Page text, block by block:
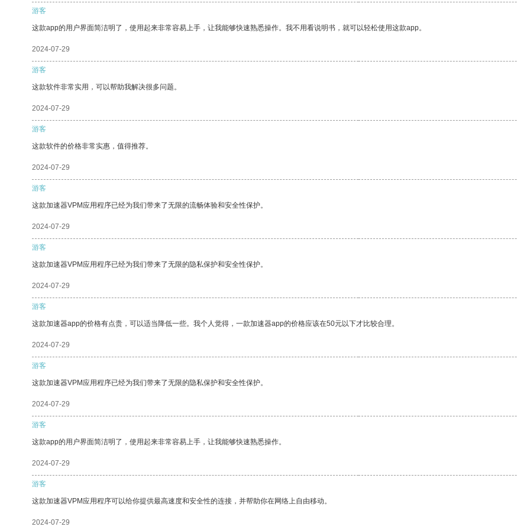
游客
这款app的用户界面简洁明了，使用起来非常容易上手，让我能够快速熟悉操作。我不用看说明书，就可以轻松使用这款app。
2024-07-29
游客
这款软件非常实用，可以帮助我解决很多问题。
2024-07-29
游客
这款软件的价格非常实惠，值得推荐。
2024-07-29
游客
这款加速器VPM应用程序已经为我们带来了无限的流畅体验和安全性保护。
2024-07-29
游客
这款加速器VPM应用程序已经为我们带来了无限的隐私保护和安全性保护。
2024-07-29
游客
这款加速器app的价格有点贵，可以适当降低一些。我个人觉得，一款加速器app的价格应该在50元以下才比较合理。
2024-07-29
游客
这款加速器VPM应用程序已经为我们带来了无限的隐私保护和安全性保护。
2024-07-29
游客
这款app的用户界面简洁明了，使用起来非常容易上手，让我能够快速熟悉操作。
2024-07-29
游客
这款加速器VPM应用程序可以给你提供最高速度和安全性的连接，并帮助你在网络上自由移动。
2024-07-29